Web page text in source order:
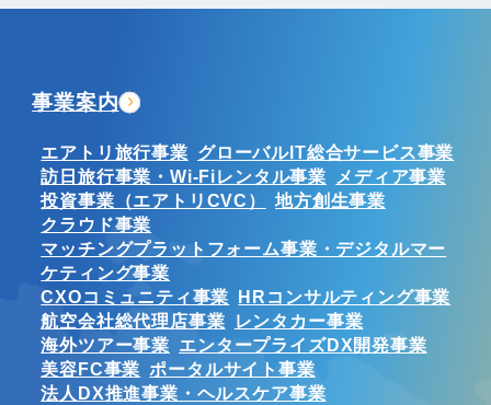
事業案内
エアトリ旅行事業 グローバルIT総合サービス事業
訪日旅行事業・Wi-Fiレンタル事業
メディア事業
投資事業（エアトリCVC）
地方創生事業
クラウド事業
マッチングプラットフォーム事業・デジタルマー
ケティング事業
CXOコミュニティ事業 HRコンサルティング事業
航空会社総代理店事業
レンタカー事業
海外ツアー事業 エンタープライズDX開発事業
美容FC事業 ポータルサイト事業
法人DX推進事業・ヘルスケア事業